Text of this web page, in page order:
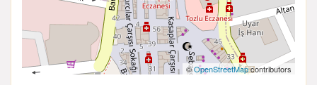
©OpenStreetMapcontributors